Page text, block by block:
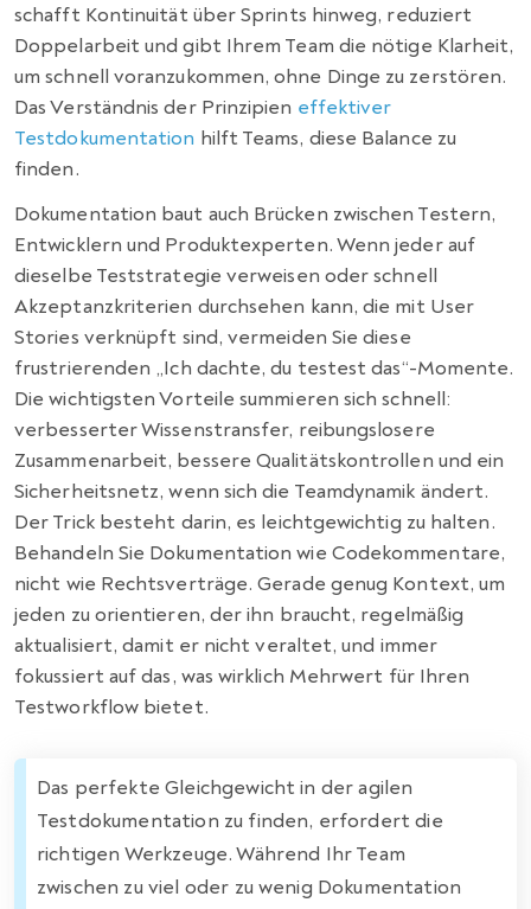
schafft Kontinuität über Sprints hinweg, reduziert
Doppelarbeit und gibt Ihrem Team die nötige Klarheit,
um schnell voranzukommen, ohne Dinge zu zerstören.
Das Verständnis der Prinzipien effektiver
Testdokumentation hilft Teams, diese Balance zu
finden.
Dokumentation baut auch Brücken zwischen Testern,
Entwicklern und Produktexperten. Wenn jeder auf
dieselbe Teststrategie verweisen oder schnell
Akzeptanzkriterien durchsehen kann, die mit User
Stories verknüpft sind, vermeiden Sie diese
frustrierenden „Ich dachte, du testest das“-Momente.
Die wichtigsten Vorteile summieren sich schnell:
verbesserter Wissenstransfer, reibungslosere
Zusammenarbeit, bessere Qualitätskontrollen und ein
Sicherheitsnetz, wenn sich die Teamdynamik ändert.
Der Trick besteht darin, es leichtgewichtig zu halten.
Behandeln Sie Dokumentation wie Codekommentare,
nicht wie Rechtsverträge. Gerade genug Kontext, um
jeden zu orientieren, der ihn braucht, regelmäßig
aktualisiert, damit er nicht veraltet, und immer
fokussiert auf das, was wirklich Mehrwert für Ihren
Testworkflow bietet.
Das perfekte Gleichgewicht in der agilen
Testdokumentation zu finden, erfordert die
richtigen Werkzeuge. Während Ihr Team
zwischen zu viel oder zu wenig Dokumentation